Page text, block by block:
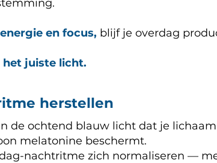
energie en focus, blijf je overdag
het juiste licht.
herstellen
de ochtend blauw licht dat je
melatonine beschermt.
nachtritme zich normaliseren —